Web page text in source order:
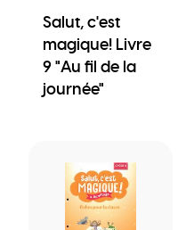
Salut, c'est
magique! Livre
9 "Au fil de la
journée"